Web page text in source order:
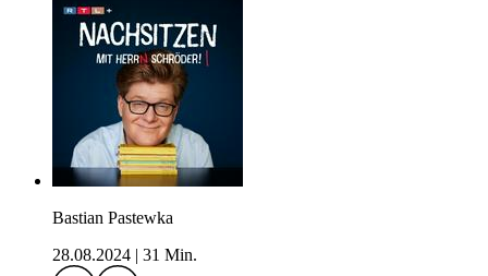
Bastian Pastewka
28.08.2024
31 Min.